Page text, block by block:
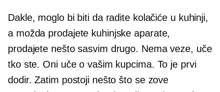
Dakle, moglo bi biti da radite kolačiće u kuhinji,
a možda prodajete kuhinjske aparate,
prodajete nešto sasvim drugo. Nema veze, uče
tko ste. Oni uče o vašim kupcima. To je prvi
dodir. Zatim postoji nešto što se zove